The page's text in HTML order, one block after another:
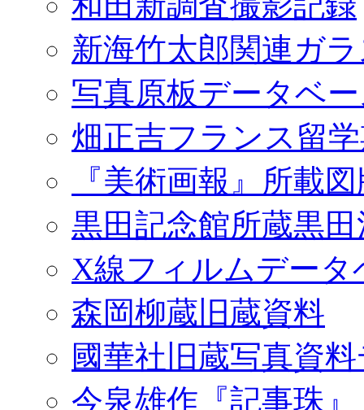
新海竹太郎関連ガ
写真原板データベ
畑正吉フランス留
『美術画報』所載
黒田記念館所蔵黒
X線フィルムデータ
森岡柳蔵旧蔵資料
國華社旧蔵写真資
今泉雄作『記事珠』